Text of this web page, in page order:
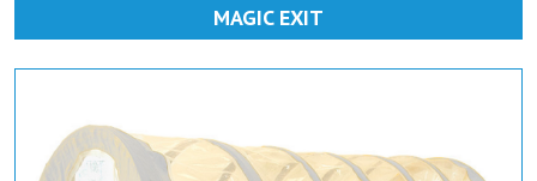
MAGIC EXIT